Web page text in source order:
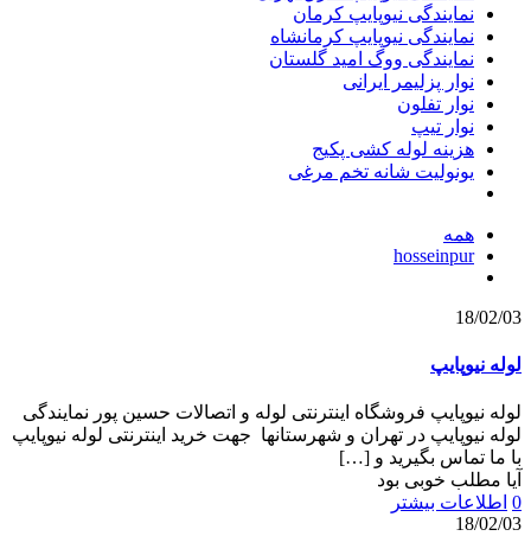
نمایندگی نیوپایپ کرمان
نمایندگی نیوپایپ کرمانشاه
نمایندگی ووگ امید گلستان
نوار پزلیمر ایرانی
نوار تفلون
نوار تیپ
هزینه لوله کشی پکیج
یونولیت شانه تخم مرغی
همه
hosseinpur
18/02/03
لوله نیوپایپ
لوله نیوپایپ فروشگاه اینترنتی لوله و اتصالات حسین پور نمایندگی
لوله نیوپایپ در تهران و شهرستانها جهت خرید اینترنتی لوله نیوپایپ
با ما تماس بگیرید و […]
آیا مطلب خوبی بود
0 اطلاعات بیشتر
18/02/03